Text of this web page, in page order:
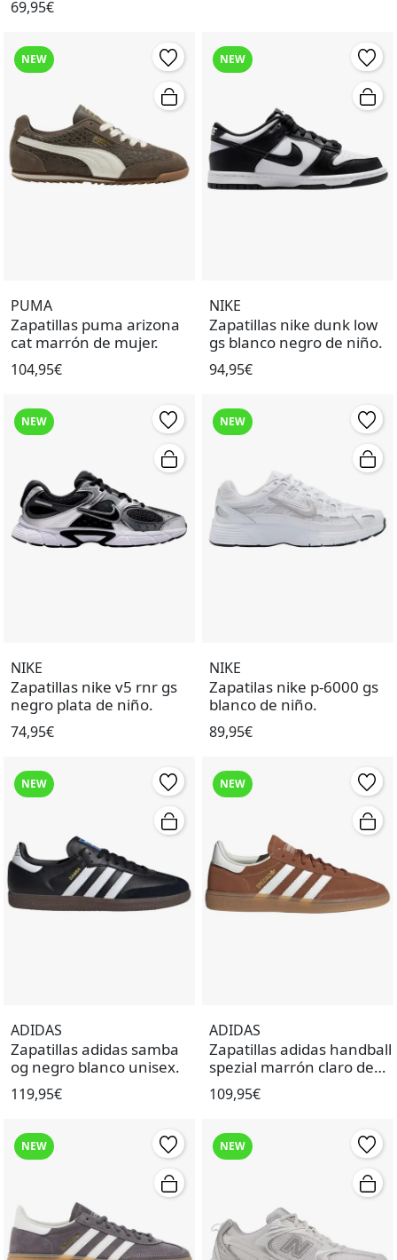
69,95€
NEW
PUMA
Zapatillas puma arizona
cat marrón de mujer.
104,95€
NEW
NIKE
Zapatillas nike dunk low
gs blanco negro de niño.
94,95€
NEW
NIKE
Zapatillas nike v5 rnr gs
negro plata de niño.
74,95€
NEW
NIKE
Zapatilas nike p-6000 gs
blanco de niño.
89,95€
NEW
ADIDAS
Zapatillas adidas samba
og negro blanco unisex.
119,95€
NEW
ADIDAS
Zapatillas adidas handball
spezial marrón claro de
mujer.
109,95€
NEW NEW